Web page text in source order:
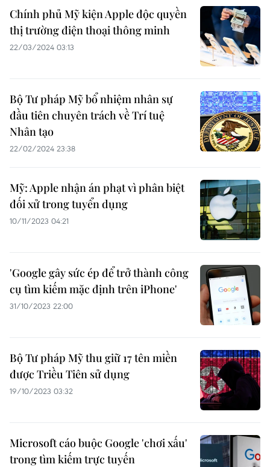
Chính phủ Mỹ kiện Apple độc quyền
thị trường điện thoại thông minh
22/03/2024 03:13
Bộ Tư pháp Mỹ bổ nhiệm nhân sự
đầu tiên chuyên trách về Trí tuệ
Nhân tạo
22/02/2024 23:38
Mỹ: Apple nhận án phạt vì phân biệt
đối xử trong tuyển dụng
10/11/2023 04:21
'Google gây sức ép để trở thành công
cụ tìm kiếm mặc định trên iPhone'
31/10/2023 22:00
Bộ Tư pháp Mỹ thu giữ 17 tên miền
được Triều Tiên sử dụng
19/10/2023 03:32
Microsoft cáo buộc Google 'chơi xấu'
trong tìm kiếm trực tuyến